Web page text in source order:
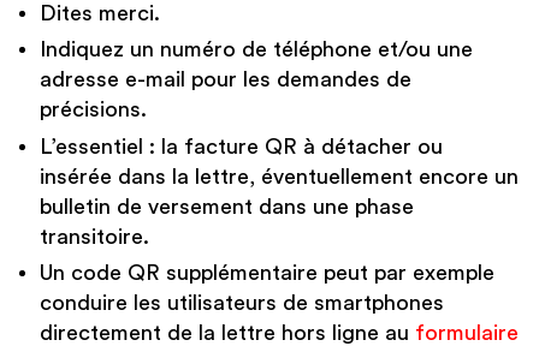
Dites merci.
Indiquez un numéro de téléphone et/ou une
adresse e-mail pour les demandes de
précisions.
L’essentiel : la facture QR à détacher ou
insérée dans la lettre, éventuellement encore un
bulletin de versement dans une phase
transitoire.
Un code QR supplémentaire peut par exemple
conduire les utilisateurs de smartphones
directement de la lettre hors ligne au formulaire